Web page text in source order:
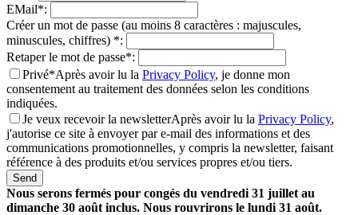
EMail*:
Créer un mot de passe (au moins 8 caractères : majuscules,
minuscules, chiffres) *:
Retaper le mot de passe*:
Privé*Après avoir lu la Privacy Policy, je donne mon
consentement au traitement des données selon les conditions
indiquées.
Je veux recevoir la newsletterAprès avoir lu la Privacy Policy,
j'autorise ce site à envoyer par e-mail des informations et des
communications promotionnelles, y compris la newsletter, faisant
référence à des produits et/ou services propres et/ou tiers.
Send
Nous serons fermés pour congés du vendredi 31 juillet au
dimanche 30 août inclus. Nous rouvrirons le lundi 31 août.